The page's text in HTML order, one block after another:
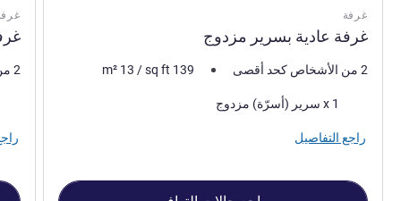
غرفة
غرفة عادية بسرير مزدوج
2 من الأشخاص كحد أقصى m² 13 /sq ft 139
فرش السرير
1 x سرير (أسرّة) مزدوج
راجع التفاصيل
2 من الأشخاص كحد أقصى